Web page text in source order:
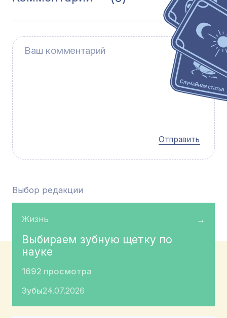
Отправить
Выбор редакции
Жизнь →
Выбираем зубную щетку по
науке
1692 просмотра
Зубы24.07.2026